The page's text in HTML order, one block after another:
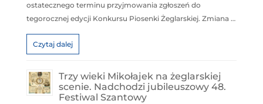
ostatecznego terminu przyjmowania zgłoszeń do
tegorocznej edycji Konkursu Piosenki Żeglarskiej. Zmiana …
Czytaj dalej
Trzy wieki Mikołajek na żeglarskiej
scenie. Nadchodzi jubileuszowy 48.
Festiwal Szantowy